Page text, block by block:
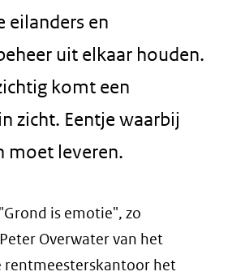
eilanders en
uit elkaar houden.
komt een
zicht. Eentje waarbij
moet leveren.
is emotie", zo
Overwater van het
rentmeesterskantoor het